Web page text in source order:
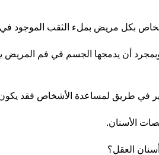
بكل مريض بملء الثقب الموجود
أن يدمجها الجسم في فم المريض
في طريق لمساعدة الأشخاص فقد
الأسنان.
العقل؟